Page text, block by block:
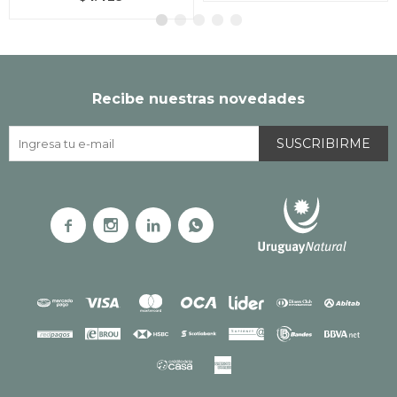
Recibe nuestras novedades
SUSCRIBIRME
   